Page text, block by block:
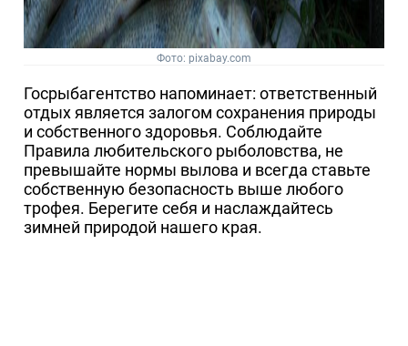
Фото: pixabay.com
Госрыбагентство напоминает: ответственный
отдых является залогом сохранения природы
и собственного здоровья. Соблюдайте
Правила любительского рыболовства, не
превышайте нормы вылова и всегда ставьте
собственную безопасность выше любого
трофея. Берегите себя и наслаждайтесь
зимней природой нашего края.